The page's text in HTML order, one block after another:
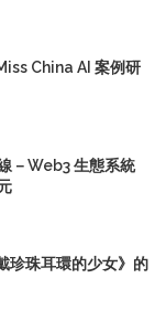
China AI 案例研
－Web3 生態系統
珍珠耳環的少女》的